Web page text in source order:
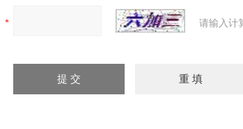
请输入计